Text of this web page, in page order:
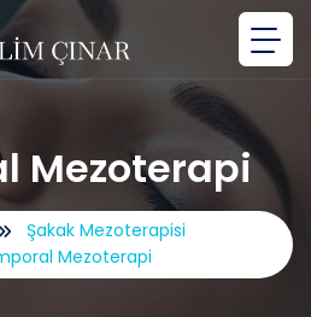
Mezoterapi
Şakak Mezoterapisi
Mezoterapi